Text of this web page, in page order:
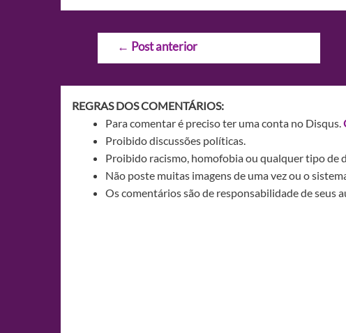
Navegação
← Post anterior
REGRAS DOS COMENTÁRIOS:
Para comentar é preciso ter uma conta no Disqus.
Proibido discussões políticas.
Proibido racismo, homofobia ou qualquer tipo de
Não poste muitas imagens de uma vez ou o
Os comentários são de responsabilidade de seus